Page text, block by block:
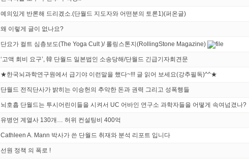
예의있게 반론해 드리겠소.(단월드 지도자와 어떤분의 토론1)(퍼온글)
왜 이렇게 글이 없나요?
단요가 컬트 심층보도(The Yoga Cult )/ 롤링스톤지(RollingStone Magazine)
‘고액 회비 요구’, 韓 단월드 일본법인 소송당해/단월드 긴급기자회견문
★한국뇌과학연구원에서 급기야 이런말을 했다~!!! 글 읽어 보세요(강추필독)^^★
단월드 전직단사가 밝히는 이승헌의 추악한 돈과 권력 그리고 성폭행들
뇌호흡 단월드는 투시어린이들을 시켜서 UC 어바인 연구소 과학자들을 어떻게 속여넘겼나?
유병언 계열사 130개… 허위 컨설팅비 400억
Cathleen A. Mann 박사가 쓴 단월드 취재와 분석 리포트 입니다
선원 정책 의 폭로 !